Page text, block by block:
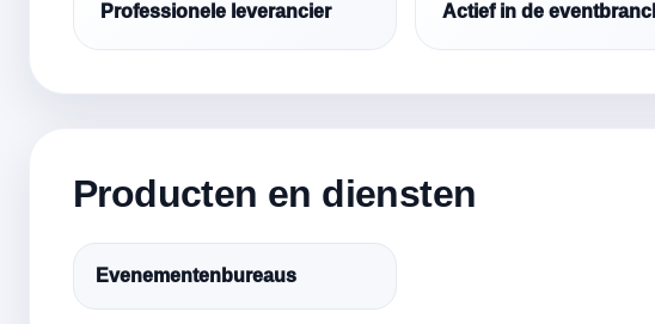
Professionele leverancier Actief in de
Producten en diensten
Evenementenbureaus